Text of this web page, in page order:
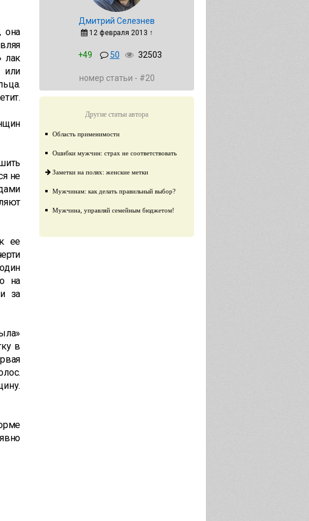
она
лак
или
не
ее
на
за
в
Дмитрий Селезнев
12 февраля 2013 ↑
+49 50 32503
номер статьи - #20
Другие статьи автора
Область применимости
Ошибки мужчин: страх не соответствовать
Заметки на полях: женские метки
Мужчинам: как делать правильный выбор?
Мужчина, управляй семейным бюджетом!